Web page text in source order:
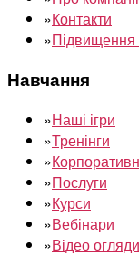
»Контакти
»Підвищення
Навчання
»Наші ігри
»Тренінги
»
»Послуги
»Курси
»Вебінари
»Відео огляди